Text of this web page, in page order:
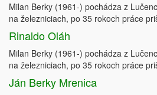
Milan Berky (1961-) pochádza z
na železniciach, po 35 rokoch práce
Rinaldo Oláh
Milan Berky (1961-) pochádza z
na železniciach, po 35 rokoch práce
Ján Berky Mrenica